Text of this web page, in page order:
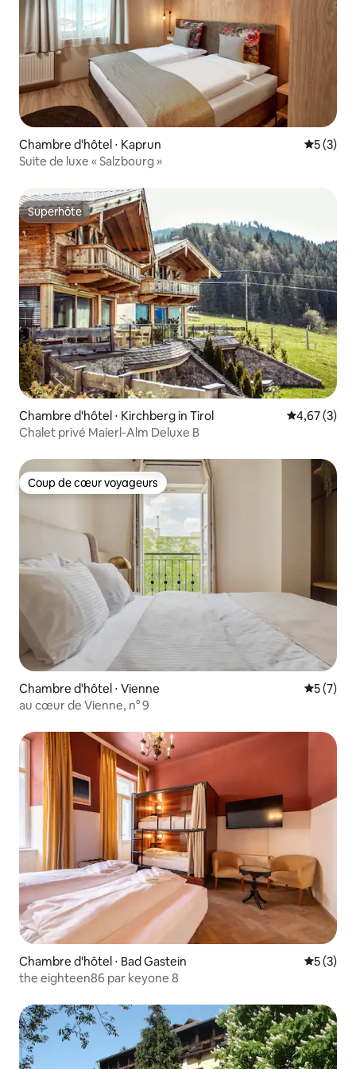
Chambre d'hôtel ⋅ Kaprun
5 (3)
Suite de luxe « Salzbourg »
Superhôte
Superhôte
Chambre d'hôtel ⋅ Kirchberg in Tirol Évaluation
4,67 (3)
Chalet privé Maierl-Alm Deluxe B
Coup de cœur voyageurs
Coup de cœur voyageurs
Chambre d'hôtel ⋅ Vienne
5 (7)
au cœur de Vienne, n° 9
Chambre d'hôtel ⋅ Bad Gastein
5 (3)
the eighteen86 par keyone 8